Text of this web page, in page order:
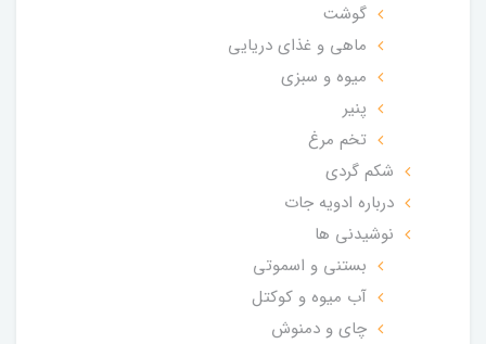
گوشت
ماهی و غذای دریایی
میوه و سبزی
پنیر
تخم مرغ
شکم گردی
درباره ادویه جات
نوشیدنی ها
بستنی و اسموتی
آب میوه و کوکتل
چای و دمنوش